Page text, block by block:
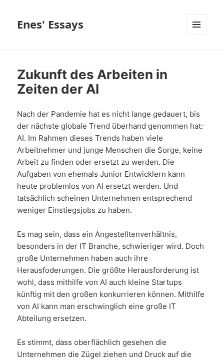
Enes' Essays
Zukunft des Arbeiten in
Zeiten der AI
Nach der Pandemie hat es nicht lange gedauert, bis
der nächste globale Trend überhand genommen hat:
AI. Im Rahmen dieses Trends haben viele
Arbeitnehmer und junge Menschen die Sorge, keine
Arbeit zu finden oder ersetzt zu werden. Die
Aufgaben von ehemals Junior Entwicklern kann
heute problemlos von AI ersetzt werden. Und
tatsächlich scheinen Unternehmen entsprechend
weniger Einstiegsjobs zu haben.
Es mag sein, dass ein Angestelltenverhältnis,
besonders in der IT Branche, schwieriger wird. Doch
große Unternehmen haben auch ihre
Herausfoderungen. Die größte Herausforderung ist
wohl, dass mithilfe von AI auch kleine Startups
künftig mit den großen konkurrieren können. Mithilfe
von AI kann man erschwinglich eine große IT
Abteilung ersetzen.
Es stimmt, dass oberflächlich gesehen die
Unternehmen die Zügel ziehen und Druck auf die